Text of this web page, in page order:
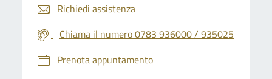
Richiedi assistenza
Chiama il numero 0783 936000 / 935025
Prenota appuntamento